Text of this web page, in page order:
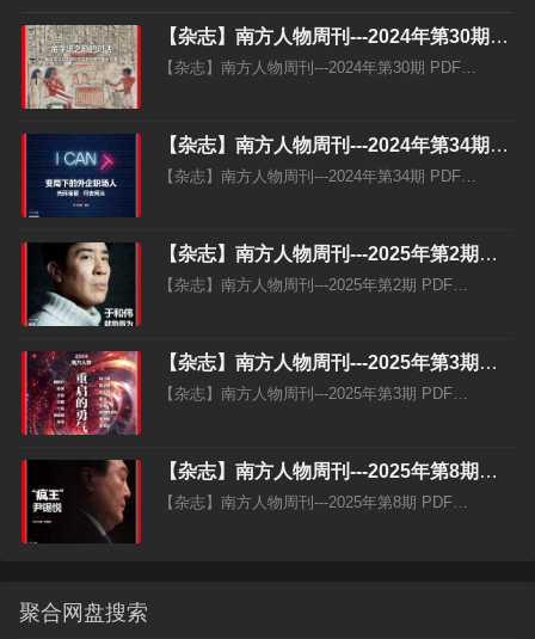
【杂志】南方人物周刊---2024年第30期
PDF
【杂志】南方人物周刊---2024年第30期 PDF…
【杂志】南方人物周刊---2024年第34期
PDF
【杂志】南方人物周刊---2024年第34期 PDF…
【杂志】南方人物周刊---2025年第2期
PDF
【杂志】南方人物周刊---2025年第2期 PDF…
【杂志】南方人物周刊---2025年第3期
PDF
【杂志】南方人物周刊---2025年第3期 PDF…
【杂志】南方人物周刊---2025年第8期
PDF
【杂志】南方人物周刊---2025年第8期 PDF…
聚合网盘搜索